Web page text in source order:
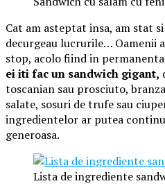
Cat am asteptat insa, am stat
decurgeau lucrurile… Oamenii
stop, acolo fiind in permanenta
ei iti fac un sandwich gigant,
toscanian sau prosciuto,
salate, sosuri de trufe sau
ingredientelor ar putea
generoasa.
Lista de ingrediente